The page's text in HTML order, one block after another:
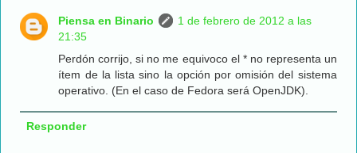
Piensa en Binario
1 de febrero de 2012 a las
21:35
Perdón corrijo, si no me equivoco el * no representa un
ítem de la lista sino la opción por omisión del sistema
operativo. (En el caso de Fedora será OpenJDK).
Responder